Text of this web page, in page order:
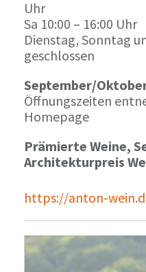
Uhr
Sa 10:00 – 16:00 Uhr
Dienstag, Sonntag
geschlossen
September/
Öffnungszeiten
Homepage
Prämierte Weine,
Architekturpreis
https://anton-